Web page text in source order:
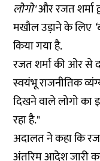
लोगो'और रजत शर्मा
मखौल उड़ाने के लिए
किया गया है.
रजत शर्मा की ओर से
स्वयंभू राजनीतिक
दिखने वाले लोगो का
रहा है."
अदालत ने कहा कि
अंतरिम आदेश जारी